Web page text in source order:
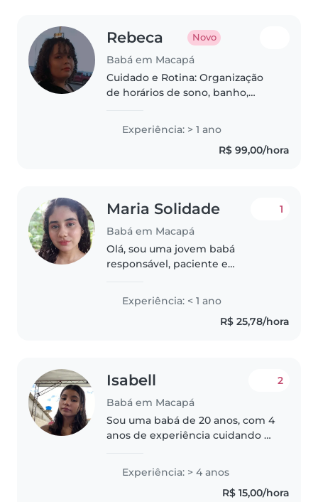
Rebeca Novo
Babá em Macapá
Cuidado e Rotina: Organização
de horários de sono, banho,
Estimulação e Aprendizado:
Aplicação de jogos educativos,
leitura, atividades artísticas e
Experiência: > 1 ano
R$ 99,00/hora
Maria Solidade
Babá em Macapá
1
Olá, sou uma jovem babá
responsável, paciente e
crianças com carinho e
dedicação. Tenho habilidades
em desenho, leitura, artesanato e
Experiência: < 1 ano
R$ 25,78/hora
Isabell
Babá em Macapá
2
Sou uma babá de 20 anos, com 4
anos de experiência cuidando de
divertida, e posso ajudar com
uma variedade de atividades,
Experiência: > 4 anos
R$ 15,00/hora